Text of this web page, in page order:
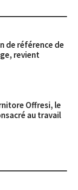
de référence de
revient
Offresi, le
au travail